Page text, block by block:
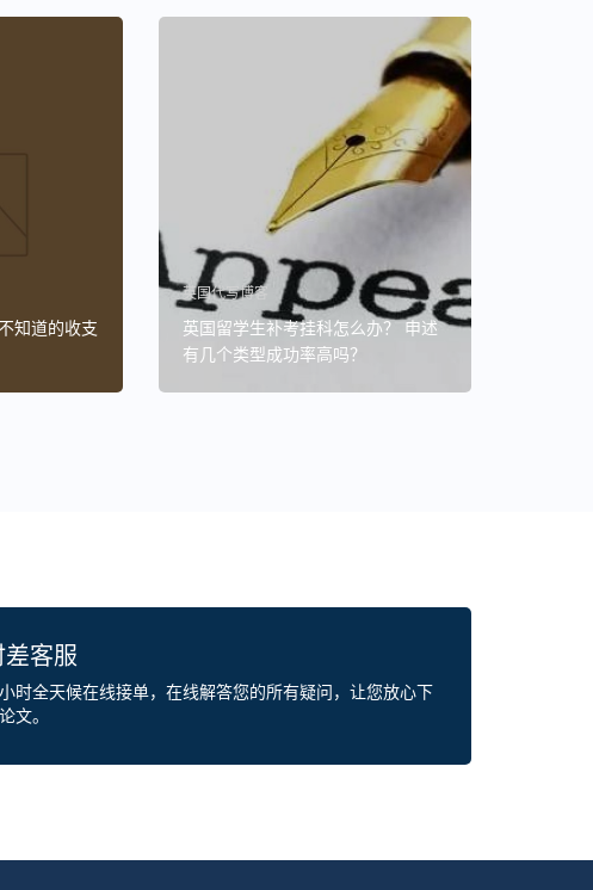
知道的收支
英国代写博客
英国留学生补考挂科怎么办？ 申述
有几个类型成功率高吗？
差客服
时全天候在线接单，在线解答您的所有疑问，让您放心下
文。